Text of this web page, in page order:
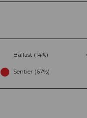
Ballast (14%)
Sentier (67%)